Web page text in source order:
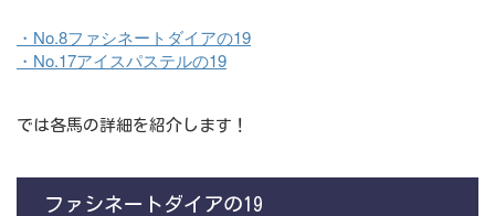
・No.8ファシネートダイアの19
・No.17アイスパステルの19
では各馬の詳細を紹介します！
ファシネートダイアの19